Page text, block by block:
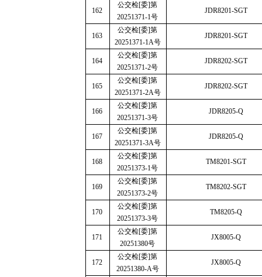
162
公交检[委]第
20251371-1号
JDR8201-SGT
163
公交检[委]第
20251371-1A号
JDR8201-SGT
164
公交检[委]第
20251371-2号
JDR8202-SGT
165
公交检[委]第
20251371-2A号
JDR8202-SGT
166
公交检[委]第
20251371-3号
JDR8205-Q
167
公交检[委]第
20251371-3A号
JDR8205-Q
168
公交检[委]第
20251373-1号
TM8201-SGT
169
公交检[委]第
20251373-2号
TM8202-SGT
170
公交检[委]第
20251373-3号
TM8205-Q
171
公交检[委]第
20251380号
JX8005-Q
172
公交检[委]第
20251380-A号
JX8005-Q